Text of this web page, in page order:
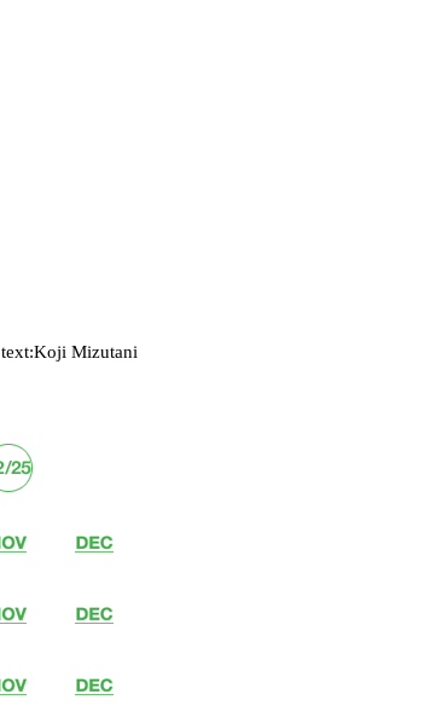
text:Koji Mizutani